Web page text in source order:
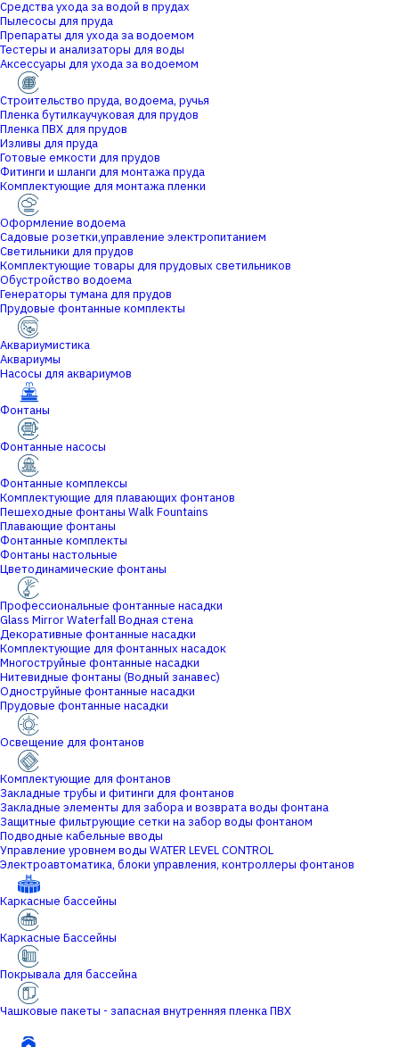
Средства ухода за водой в прудах
Пылесосы для пруда
Препараты для ухода за водоемом
Тестеры и анализаторы для воды
Аксессуары для ухода за водоемом
Строительство пруда, водоема, ручья
Пленка бутилкаучуковая для прудов
Пленка ПВХ для прудов
Изливы для пруда
Готовые емкости для прудов
Фитинги и шланги для монтажа пруда
Комплектующие для монтажа пленки
Оформление водоема
Садовые розетки,управление электропитанием
Светильники для прудов
Комплектующие товары для прудовых светильников
Обустройство водоема
Генераторы тумана для прудов
Прудовые фонтанные комплекты
Аквариумистика
Аквариумы
Насосы для аквариумов
Фонтаны
Фонтанные насосы
Фонтанные комплексы
Комплектующие для плавающих фонтанов
Пешеходные фонтаны Walk Fountains
Плавающие фонтаны
Фонтанные комплекты
Фонтаны настольные
Цветодинамические фонтаны
Профессиональные фонтанные насадки
Glass Mirror Waterfall Водная стена
Декоративные фонтанные насадки
Комплектующие для фонтанных насадок
Многоструйные фонтанные насадки
Нитевидные фонтаны (Водный занавес)
Одноструйные фонтанные насадки
Прудовые фонтанные насадки
Освещение для фонтанов
Комплектующие для фонтанов
Закладные трубы и фитинги для фонтанов
Закладные элементы для забора и возврата воды фонтана
Защитные фильтрующие сетки на забор воды фонтаном
Подводные кабельные вводы
Управление уровнем воды WATER LEVEL CONTROL
Электроавтоматика, блоки управления, контроллеры фонтанов
Каркасные бассейны
Каркасные Бассейны
Покрывала для бассейна
Чашковые пакеты - запасная внутренняя пленка ПВХ